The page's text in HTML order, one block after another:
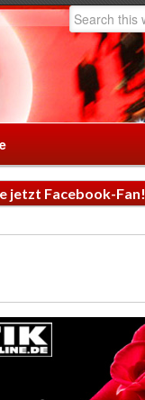
jetzt Facebook-Fan!